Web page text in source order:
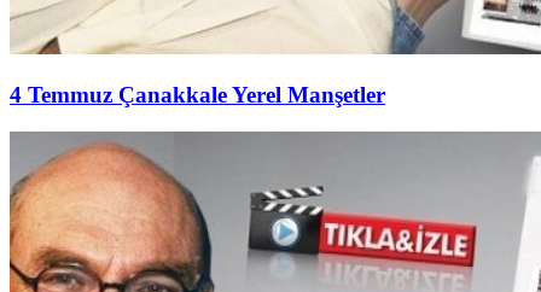
4 Temmuz Çanakkale Yerel Manşetler